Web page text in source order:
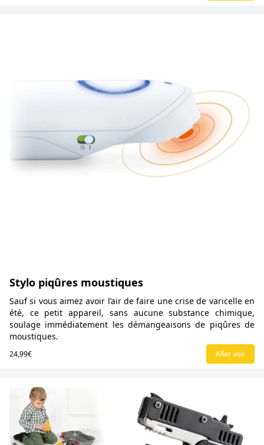
Stylo piqûres moustiques
Sauf si vous aimez avoir l’air de faire une crise de varicelle en
été, ce petit appareil, sans aucune substance chimique,
soulage immédiatement les démangeaisons de piqûres de
moustiques.
24,99€ Aller voir